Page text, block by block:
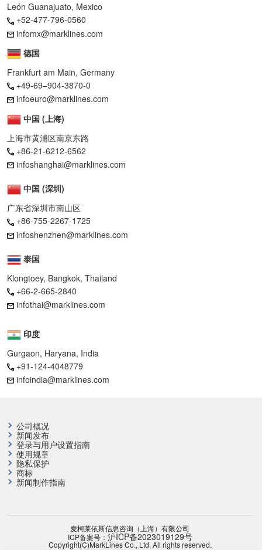
León Guanajuato, Mexico
+52-477-796-0560
infomx@marklines.com
德国
Frankfurt am Main, Germany
+49-69–904-3870-0
infoeuro@marklines.com
中国 (上海)
上海市黄浦区南京东路
+86-21-6212-6562
infoshanghai@marklines.com
中国 (深圳)
广东省深圳市南山区
+86-755-2267-1725
infoshenzhen@marklines.com
泰国
Klongtoey, Bangkok, Thailand
+66-2-665-2840
infothai@marklines.com
印度
Gurgaon, Haryana, India
+91-124-4048779
infoindia@marklines.com
公司概况
新闻发布
登录与用户设置指南
使用规章
隐私保护
商标
新闻制作指南
麦柯莱依斯信息咨询（上海）有限公司
ICP备案号： 沪ICP备2023019129号
Copyright(C)MarkLines Co., Ltd. All rights reserved.